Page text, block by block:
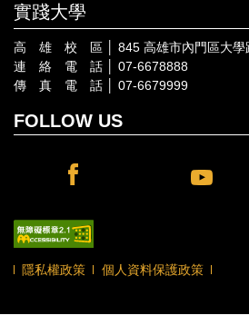
實踐大學
高 雄 校 區 │ 845 高雄市內門區大學
連 絡 電 話 │ 07-6678888
傳 真 電 話 │ 07-6679999
FOLLOW US
隱私權政策 個人資料保護政策